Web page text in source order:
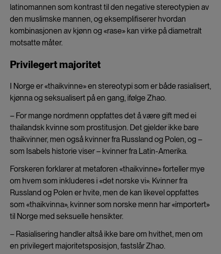
latinomannen som kontrast til den negative stereotypien av
den muslimske mannen, og eksemplifiserer hvordan
kombinasjonen av kjønn og «rase» kan virke på diametralt
motsatte måter.
Privilegert majoritet
I Norge er «thaikvinne» en stereotypi som er både rasialisert,
kjønna og seksualisert på en gang, ifølge Zhao.
– For mange nordmenn oppfattes det å være gift med ei
thailandsk kvinne som prostitusjon. Det gjelder ikke bare
thaikvinner, men også kvinner fra Russland og Polen, og –
som Isabels historie viser – kvinner fra Latin-Amerika.
Forskeren forklarer at metaforen «thaikvinne» forteller mye
om hvem som inkluderes i «det norske vi». Kvinner fra
Russland og Polen er hvite, men de kan likevel oppfattes
som «thaikvinna», kvinner som norske menn har «importert»
til Norge med seksuelle hensikter.
– Rasialisering handler altså ikke bare om hvithet, men om
en privilegert majoritetsposisjon, fastslår Zhao.